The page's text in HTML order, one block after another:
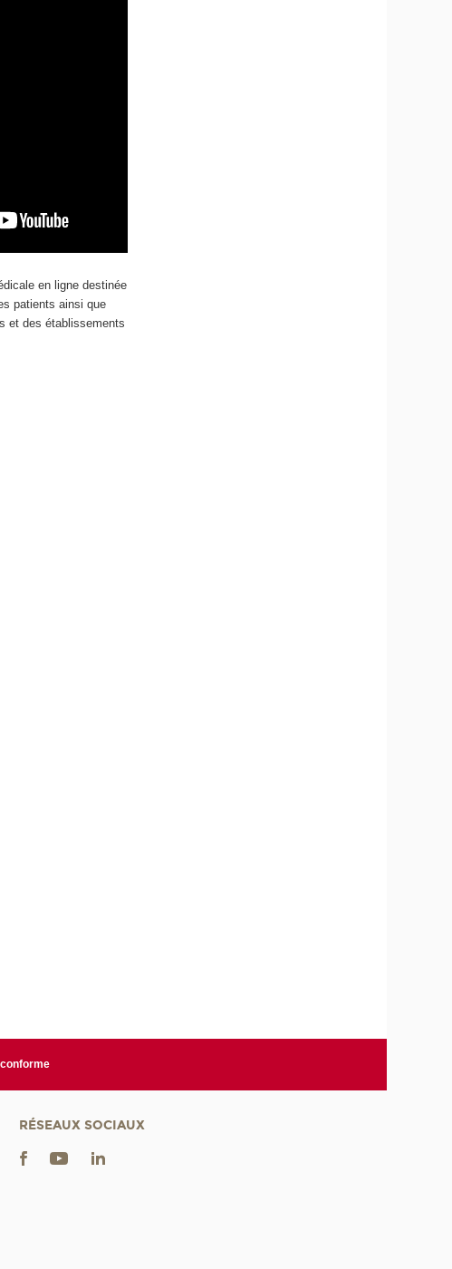
en ligne destinée
patients ainsi que
et des établissements
RÉSEAUX SOCIAUX